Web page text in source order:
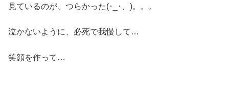
見ているのが、つらかった(･_･、)。。。
泣かないように、必死で我慢して…
笑顔を作って…